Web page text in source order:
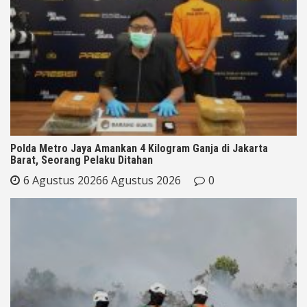
Polda Metro Jaya Amankan 4 Kilogram Ganja di Jakarta
Barat, Seorang Pelaku Ditahan
6 Agustus 20266 Agustus 2026 0